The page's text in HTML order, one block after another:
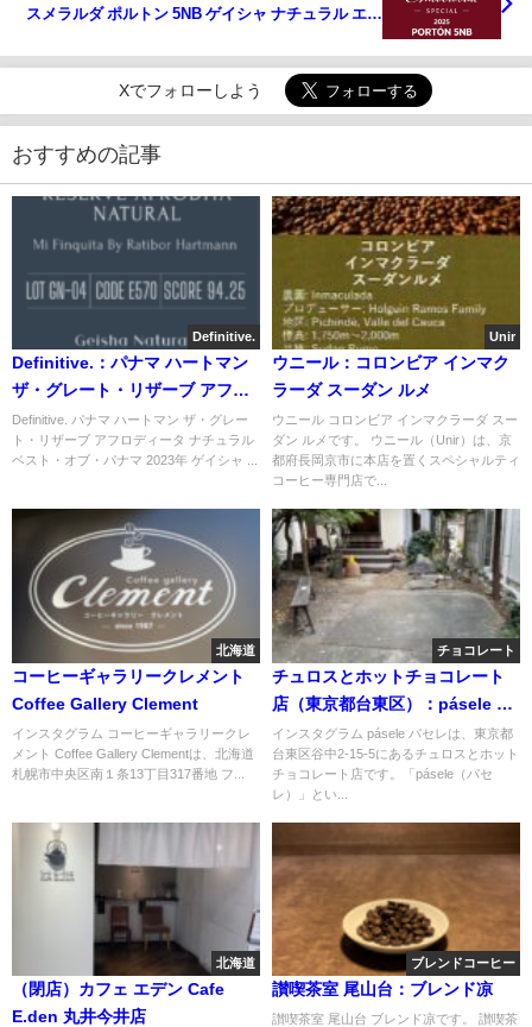
スメラルダ ポルトン 5NB ゲイシャ ナチュラル エス
Xでフォローしよう
おすすめの記事
Definitive.
Definitive.：パナマ ハートマン
ザ・グレート・リザーブ アフロ
ディータ ナチュラル ベスト・オ
ブ・パナマ 2023年 ゲイシャ ナ
チュラル部門 第4位（サンプル）
Definitive. パナマ ハートマン ザ・グレー
ト・リザーブ アフロディータ ナチュラル
ベスト・オブ・パナマ 2023年 ゲイシャ ...
Unir
ウニール：コロンビア インマク
ラーダ スーダン ルメ
ウニール コロンビア インマクラーダ スー
ダン ルメです。 ウニール（Unir）は、京
都府長岡京市に本店を置くスペシャルティ
コーヒー専門店で...
北海道
コーヒーギャラリークレメント
Coffee Gallery Clement
インスタグラム コーヒーギャラリークレ
メント Coffee Gallery Clementは、北海道
札幌市中央区南１条13丁目317番地 フ...
チョコレート
チュロスとホットチョコレート
店（東京都台東区）：pásele パ
セレ
インスタグラム pásele パセレは、東京都
台東区谷中2-15-5にあるチュロスとホット
チョコレート店です。「pásele（パセ
レ）」とい...
北海道
（閉店）カフェ エデン Cafe
E.den 丸井今井店
ブレンドコーヒー
讃喫茶室 尾山台：ブレンド凉
讃喫茶室 尾山台 ブレンド凉です。 讃喫茶